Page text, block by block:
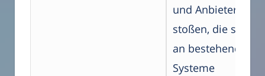
und Anbietern
stoßen, die sich
an bestehende
Systeme